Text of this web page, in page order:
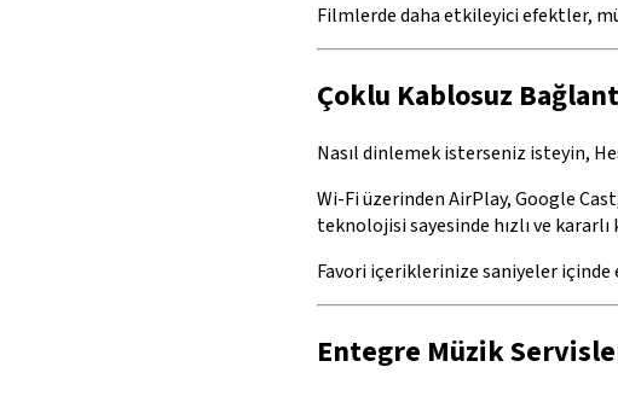
Filmlerde daha etkileyici efektler,
Çoklu Kablosuz
Nasıl dinlemek isterseniz isteyin,
Wi-Fi üzerinden AirPlay, Google
teknolojisi sayesinde hızlı ve
Favori içeriklerinize saniyeler içinde
Entegre Müzik